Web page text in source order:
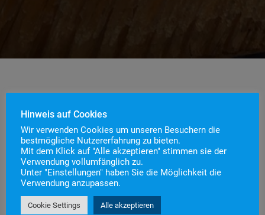
Wir hatten die Kinder von Staufen, Grunern und
Wettelbrunn dazu aufgerufen, uns Bilder zu malen
und zu schicken. Uns erreichten 188 Bilder. Am
Samstag Nachmittag machten sich dann einige
Kameraden auf den Weg und brachten den kleinen
Künstlerinnen und Künstlern als Dankeschön einen
Hinweis auf Cookies
Wir verwenden Cookies um unseren Besuchern die
bestmögliche Nutzererfahrung zu bieten.
Mit dem Klick auf "Alle akzeptieren" stimmen sie der
Verwendung vollumfänglich zu.
Unter "Einstellungen" haben Sie die Möglichkeit die
Verwendung anzupassen.
Cookie Settings Alle akzeptieren